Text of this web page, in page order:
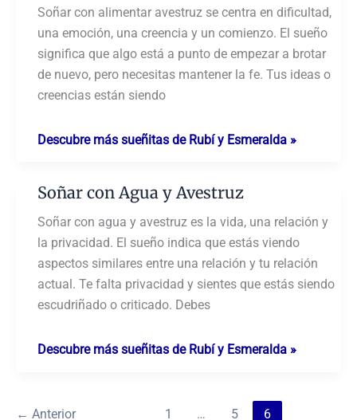
Soñar con alimentar avestruz se centra en dificultad,
una emoción, una creencia y un comienzo. El sueño
significa que algo está a punto de empezar a brotar
de nuevo, pero necesitas mantener la fe. Tus ideas o
creencias están siendo
Soñar
Avestruz
Descubre más sueñitas de Rubí y Esmeralda »
Soñar con Agua y Avestruz
Soñar con agua y avestruz es la vida, una relación y
la privacidad. El sueño indica que estás viendo
aspectos similares entre una relación y tu relación
actual. Te falta privacidad y sientes que estás siendo
escudriñado o criticado. Debes
Soñar
y
Descubre más sueñitas de Rubí y Esmeralda »
← Anterior 1 … 5 6